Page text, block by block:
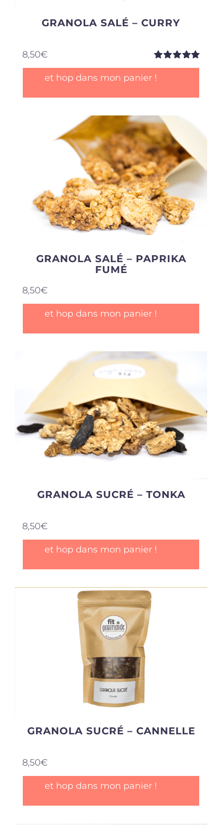
GRANOLA SALÉ – CURRY
Note5.00sur
8,50€
et hop dans mon panier !
GRANOLA SALÉ – PAPRIKA
FUMÉ
8,50€
et hop dans mon panier !
GRANOLA SUCRÉ – TONKA
8,50€
et hop dans mon panier !
GRANOLA SUCRÉ – CANNELLE
8,50€
et hop dans mon panier !